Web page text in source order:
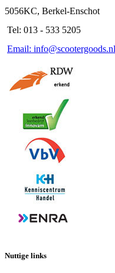
5056KC, Berkel-Enschot
Tel: 013 - 533 5205
Email: info@scootergoods.nl
Nuttige links